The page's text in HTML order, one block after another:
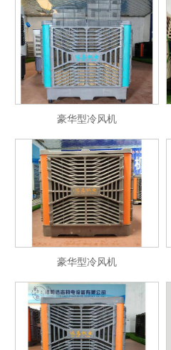
豪华型冷风机
豪华型冷风机